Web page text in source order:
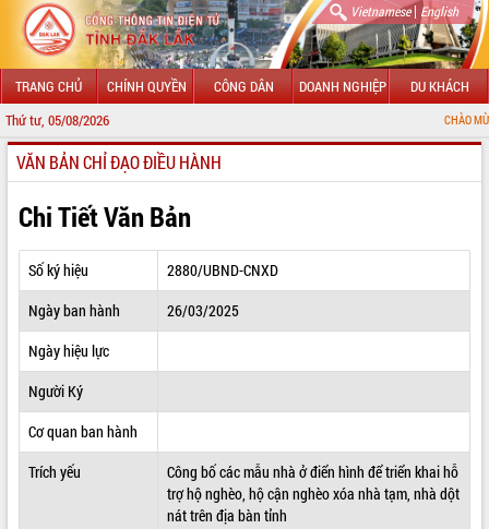
Vietnamese| English
TRANG CHỦ CHÍNH QUYỀN CÔNG DÂN DOANH NGHIỆP DU KHÁCH
Thứ tư, 05/08/2026 CHÀO MỪNG ĐẾN VỚI
GIỚI THIỆU
LÃNH ĐẠO UBND TỈNH
TIN TỨC SỰ KIỆN
SỞ, BAN, NGÀNH
THÔNG TIN CHỈ ĐẠO ĐIỀU HÀNH
HỆ THỐNG VĂN BẢN
VĂN BẢN HĐND TỈNH
VĂN BẢN CHỈ ĐẠO ĐIỀU HÀNH
Chi Tiết Văn Bản
Số ký hiệu
2880/UBND-CNXD
Ngày ban hành
26/03/2025
Ngày hiệu lực
Người Ký
Cơ quan ban hành
Trích yếu
Công bố các mẫu nhà ở điển hình để triển khai hỗ
trợ hộ nghèo, hộ cận nghèo xóa nhà tạm, nhà dột
nát trên địa bàn tỉnh